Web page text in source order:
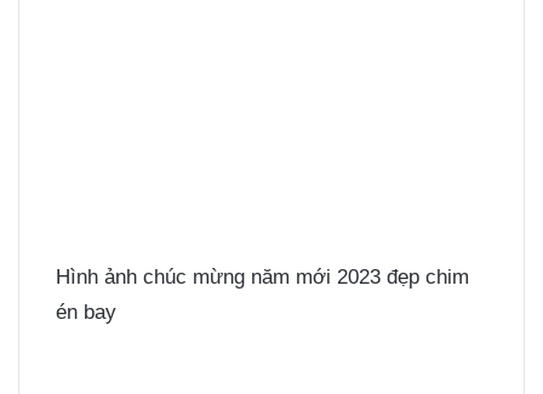
Hình ảnh chúc mừng năm mới 2023 đẹp chim
én bay